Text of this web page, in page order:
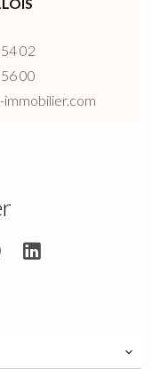
02
00